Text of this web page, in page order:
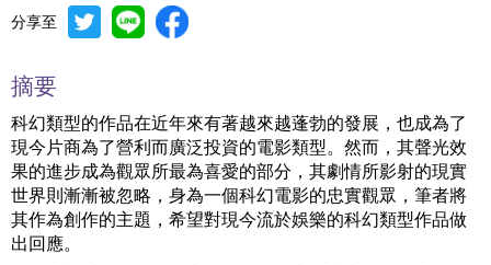
分享至
摘要
科幻類型的作品在近年來有著越來越蓬勃的發展，也成為了
現今片商為了營利而廣泛投資的電影類型。然而，其聲光效
果的進步成為觀眾所最為喜愛的部分，其劇情所影射的現實
世界則漸漸被忽略，身為一個科幻電影的忠實觀眾，筆者將
其作為創作的主題，希望對現今流於娛樂的科幻類型作品做
出回應。